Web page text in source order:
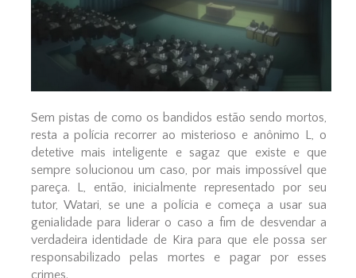
Sem pistas de como os bandidos estão sendo mortos,
resta a polícia recorrer ao misterioso e anônimo L, o
detetive mais inteligente e sagaz que existe e que
sempre solucionou um caso, por mais impossível que
pareça. L, então, inicialmente representado por seu
tutor, Watari, se une a polícia e começa a usar sua
genialidade para liderar o caso a fim de desvendar a
verdadeira identidade de Kira para que ele possa ser
responsabilizado pelas mortes e pagar por esses
crimes.